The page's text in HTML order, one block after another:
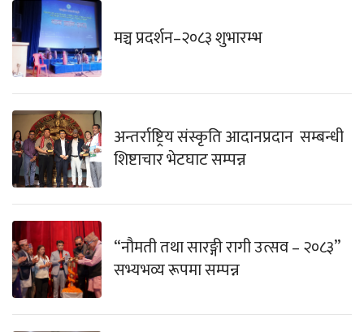
मञ्च प्रदर्शन–२०८३ शुभारम्भ
अन्तर्राष्ट्रिय संस्कृति आदानप्रदान सम्बन्धी
शिष्टाचार भेटघाट सम्पन्न
“नौमती तथा सारङ्गी रागी उत्सव – २०८३”
सभ्यभव्य रूपमा सम्पन्न